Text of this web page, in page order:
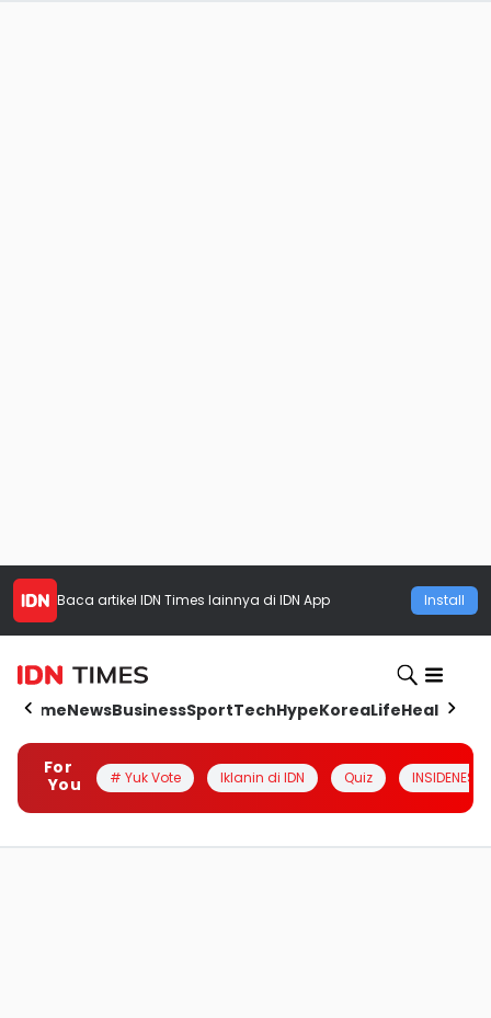
Baca artikel IDN Times lainnya di IDN App Install
HomeNewsBusinessSportTechHypeKoreaLifeHealth
For
You
# Yuk Vote Iklanin di IDN Quiz INSIDENESIA